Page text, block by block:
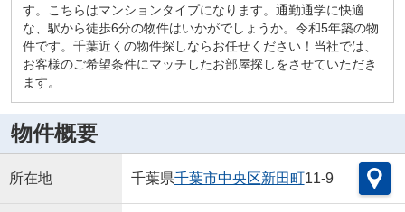
す。こちらはマンションタイプになります。通勤通学に快適
な、駅から徒歩6分の物件はいかがでしょうか。令和5年築の物
件です。千葉近くの物件探しならお任せください！当社では、
お客様のご希望条件にマッチしたお部屋探しをさせていただき
ます。
物件概要
所在地 千葉県千葉市中央区新田町11-9